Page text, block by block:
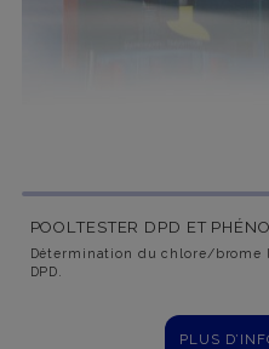
POOLTESTER DPD ET
Détermination du chlore/brome
DPD.
PLUS